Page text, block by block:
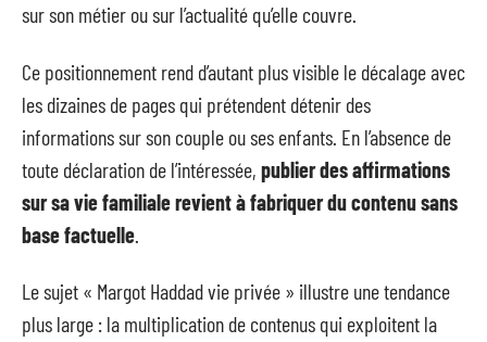
sur son métier ou sur l’actualité qu’elle couvre.
Ce positionnement rend d’autant plus visible le décalage avec
les dizaines de pages qui prétendent détenir des
informations sur son couple ou ses enfants. En l’absence de
toute déclaration de l’intéressée, publier des affirmations
sur sa vie familiale revient à fabriquer du contenu sans
base factuelle
Le sujet « Margot Haddad vie privée » illustre une tendance
plus large : la multiplication de contenus qui exploitent la